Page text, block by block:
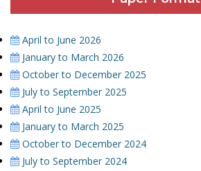
April to June 2026
January to March 2026
October to December 2025
July to September 2025
April to June 2025
January to March 2025
October to December 2024
July to September 2024